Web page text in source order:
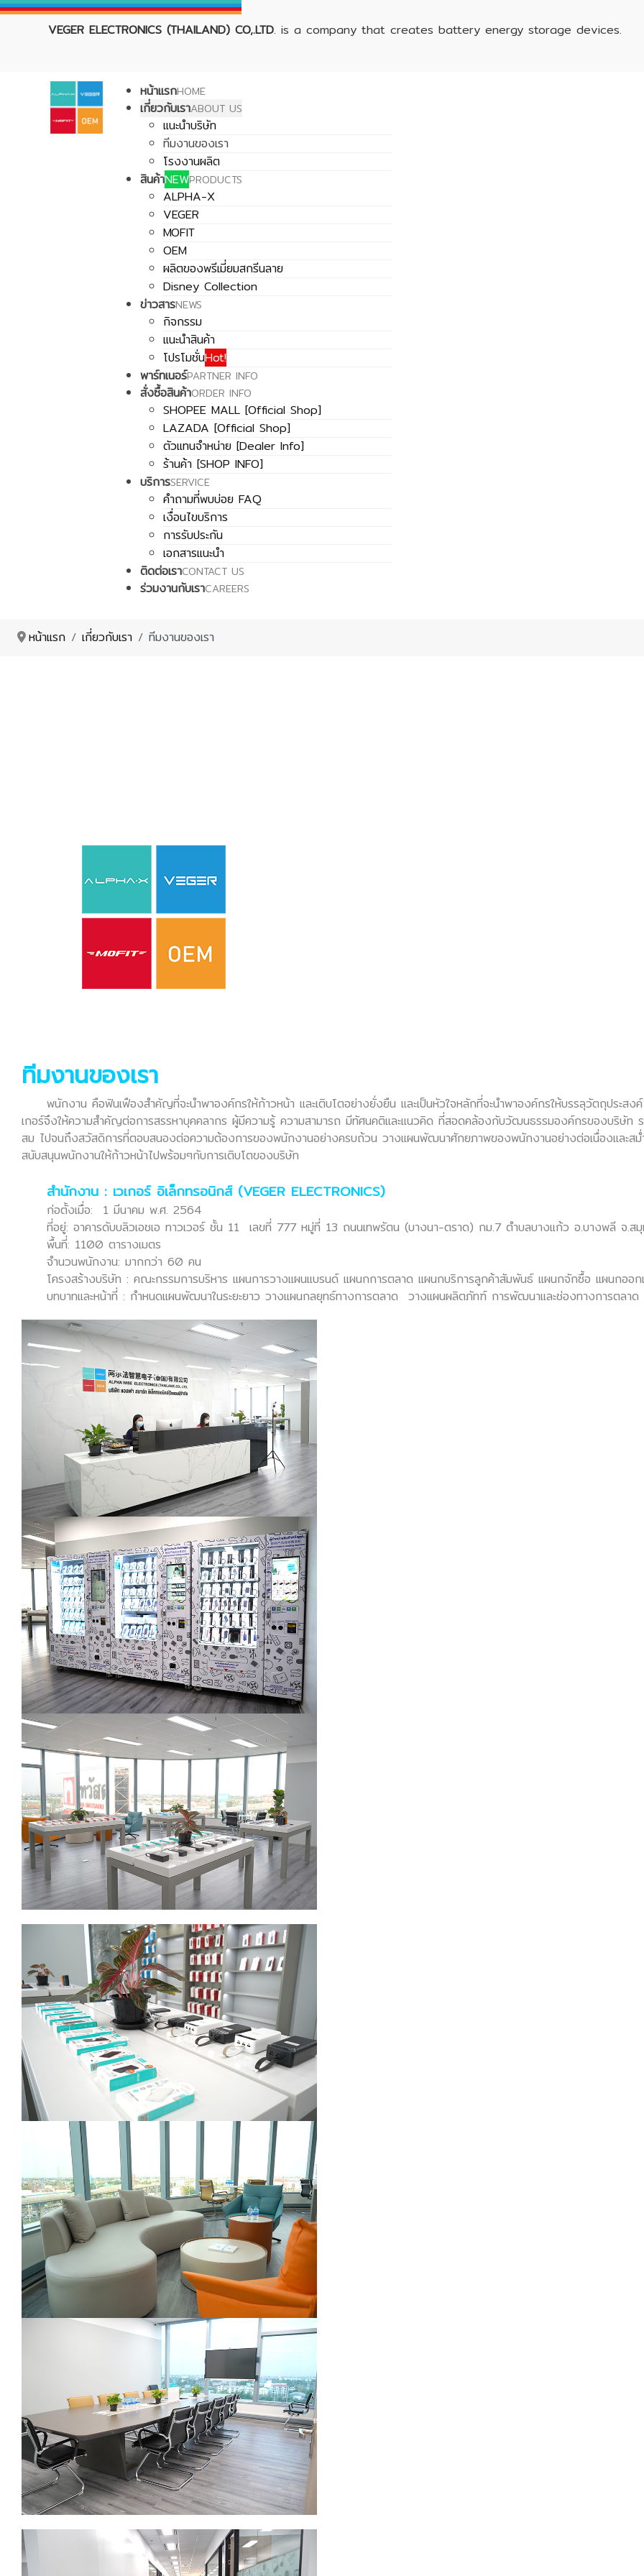
VEGER ELECTRONICS (THAILAND) CO,.LTD. is a company that creates battery energy storage devices.
หน้าแรกHOME
เกี่ยวกับเราABOUT US
แนะนำบริษัท
ทีมงานของเรา
โรงงานผลิต
สินค้าNEWPRODUCTS
ALPHA-X
VEGER
MOFIT
OEM
ผลิตของพรีเมี่ยมสกรีนลาย
Disney Collection
ข่าวสารNEWS
กิจกรรม
แนะนำสินค้า
โปรโมชั่นHot!
พาร์ทเนอร์PARTNER INFO
สั่งซื้อสินค้าORDER INFO
SHOPEE MALL [Official Shop]
LAZADA [Official Shop]
ตัวแทนจำหน่าย [Dealer Info]
ร้านค้า [SHOP INFO]
บริการSERVICE
คำถามที่พบบ่อย FAQ
เงื่อนไขบริการ
การรับประกัน
เอกสารแนะนำ
ติดต่อเราCONTACT US
ร่วมงานกับเราCAREERS
หน้าแรก เกี่ยวกับเรา ทีมงานของเรา
ทีมงานของเรา
พนักงาน คือฟันเฟืองสำคัญที่จะนำพาองค์กรให้ก้าวหน้า และเติบโตอย่างยั่งยืน และเป็นหัวใจหลักที่จะนำพาองค์กรให้บรรลุวัตถุประ
เกอร์จึงให้ความสำคัญต่อการสรรหาบุคคลากร ผู้มีความรู้ ความสามารถ มีทัศนคติและแนวคิด ที่สอดคล้องกับวัฒนธรรมองค์กรของบริษัท
สม ไปจนถึงสวัสดิการที่ตอบสนองต่อความต้องการของพนักงานอย่างครบถ้วน วางแผนพัฒนาศักยภาพของพนักงานอย่างต่อเนื่องและสม่ำ
สนับสนุนพนักงานให้ก้าวหน้าไปพร้อมๆกับการเติบโตของบริษัท
สำนักงาน : เวเกอร์ อิเล็กทรอนิกส์ (VEGER ELECTRONICS)
ก่อตั้งเมื่อ: 1 มีนาคม พ.ศ. 2564
ที่อยู่: อาคารดับบลิวเอชเอ ทาวเวอร์ ชั้น 11 เลขที่ 777 หมู่ที่ 13 ถนนเทพรัตน (บางนา-ตราด) กม.7 ตำบลบางแก้ว อ.บางพลี จ.ส
พื้นที่: 1100 ตารางเมตร
จำนวนพนักงาน: มากกว่า 60 คน
โครงสร้างบริษัท : คณะกรรมการบริหาร แผนการวางแผนแบรนด์ แผนกการตลาด แผนกบริการลูกค้าสัมพันธ์ แผนกจักซื้อ แผนกออกแ
บทบาทและหน้าที่ : กำหนดแผนพัฒนาในระยะยาว วางแผนกลยุทธ์ทางการตลาด วางแผนผลิตภัทฑ์ การพัฒนาและช่องทางการตลาด ก